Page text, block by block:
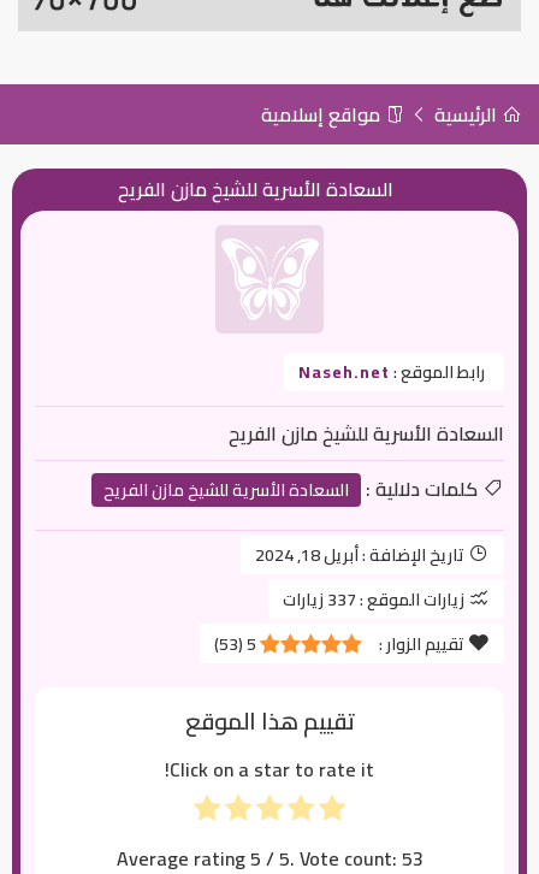
الرئيسية مواقع إسلامية
السعادة الأسرية للشيخ مازن الفريح
رابط الموقع :Naseh.net
السعادة الأسرية للشيخ مازن الفريح
كلمات دلالية :
السعادة الأسرية للشيخ مازن الفريح
تاريخ الإضافة :أبريل 18, 2024
زيارات الموقع :337 زيارات
تقييم الزوار :
5
(
53
)
تقييم هذا الموقع
Click on a star to rate it!
Average rating5/ 5. Vote count:53